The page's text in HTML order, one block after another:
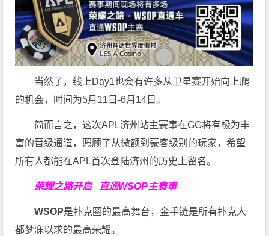
当然了，线上Day1也会有许多从卫星赛开始向上爬
的机会，时间为5月11日-6月14日。
简而言之，这次APL济州站主赛事在GG将有极为丰
富的晋级通道，照顾了从微额到豪客级别的玩家，希望
所有人都能在APL首次登陆济州的历史上留名。
荣耀之路开启直通WSOP主赛事
WSOP是扑克圈的最高舞台，金手链是所有扑克人
都梦寐以求的最高荣耀。